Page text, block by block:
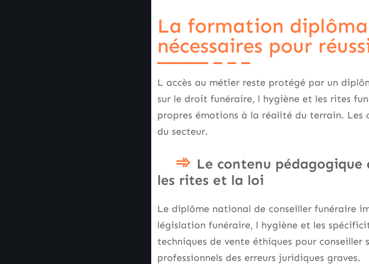
La formation
nécessaires pour
L accès au métier reste protégé par un
sur le droit funéraire, l hygiène et les rites
propres émotions à la réalité du terrain.
du secteur.
Le contenu pédagogique
les rites et la loi
Le diplôme national de conseiller funéraire
législation funéraire, l hygiène et les
techniques de vente éthiques pour
professionnels des erreurs juridiques graves.